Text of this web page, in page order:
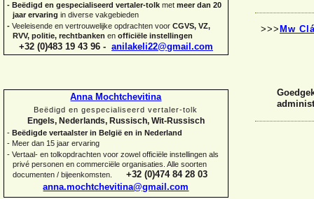
- Beëdigd en gespecialiseerd vertaler-tolk met meer dan 20
jaar ervaring in diverse vakgebieden
- Veeleisende en vertrouwelijke opdrachten voor CGVS, VZ,
RVV, politie, rechtbanken en officiële instellingen
+32 (0)483 19 43 96 - anilakeli22@gmail.com
Anna Mochtchevitina
Beëdigd en gespecialiseerd vertaler-tolk
Engels, Nederlands, Russisch, Wit-Russisch
- Beëdigde vertaalster in België en in Nederland
- Meer dan 15 jaar ervaring
- Vertaal- en tolkopdrachten voor zowel officiële instellingen als
privé personen en commerciële organisaties. Alle soorten
documenten / bijeenkomsten.
+32 (0)474 84 28 03
anna.mochtchevitina@gmail.com
>>> Mw